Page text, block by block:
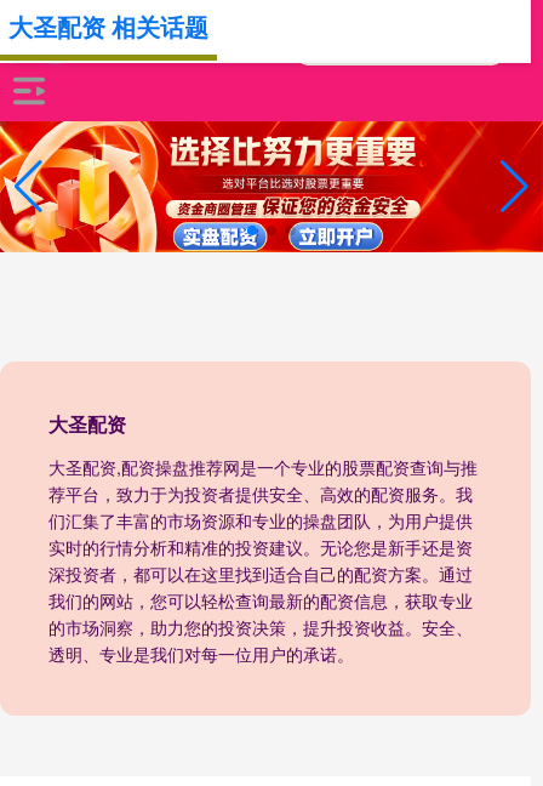
大圣配资
大圣配资,配资操盘推荐网是一个专业的股票配资查询与推
荐平台，致力于为投资者提供安全、高效的配资服务。我
们汇集了丰富的市场资源和专业的操盘团队，为用户提供
实时的行情分析和精准的投资建议。无论您是新手还是资
深投资者，都可以在这里找到适合自己的配资方案。通过
我们的网站，您可以轻松查询最新的配资信息，获取专业
的市场洞察，助力您的投资决策，提升投资收益。安全、
透明、专业是我们对每一位用户的承诺。
大圣配资 相关话题